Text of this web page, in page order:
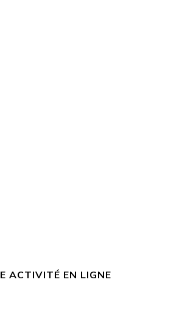
ACTIVITÉ EN LIGNE